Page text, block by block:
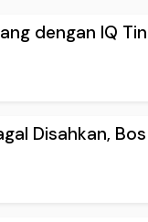
dengan IQ
Disahkan,